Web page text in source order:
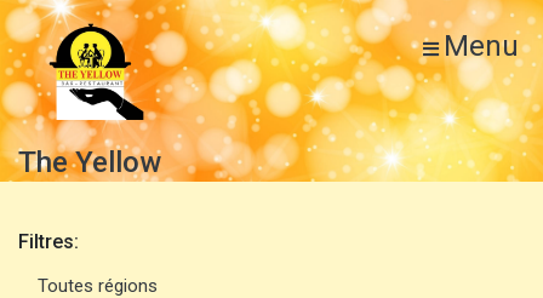
Menu
The Yellow
Filtres:
Toutes régions